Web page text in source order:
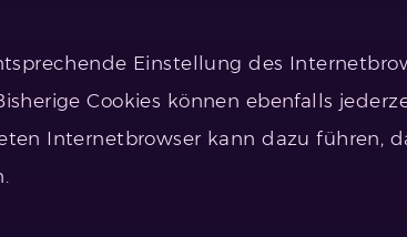
Einstellung des
Cookies können ebenfalls
Internetbrowser kann dazu führen,